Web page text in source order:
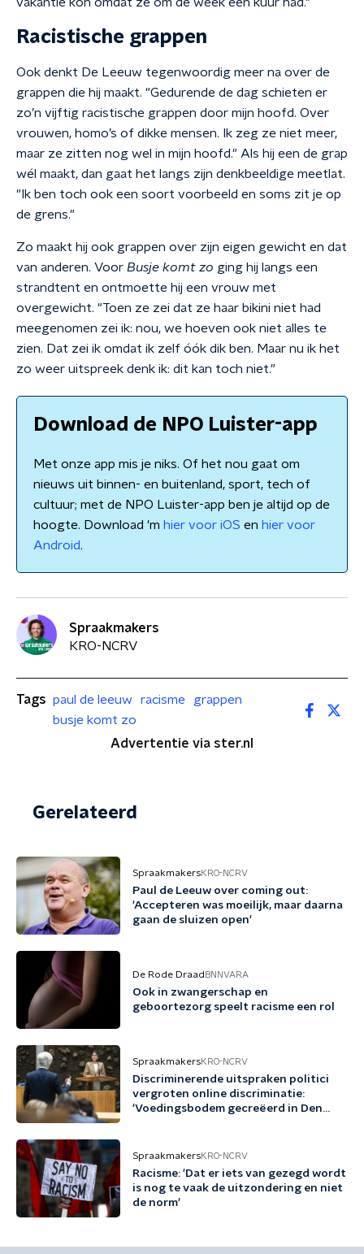
Racistische grappen
Ook denkt De Leeuw tegenwoordig meer na over de
grappen die hij maakt. "Gedurende de dag schieten er
zo’n vijftig racistische grappen door mijn hoofd. Over
vrouwen, homo’s of dikke mensen. Ik zeg ze niet meer,
maar ze zitten nog wel in mijn hoofd." Als hij een de grap
wél maakt, dan gaat het langs zijn denkbeeldige meetlat.
"Ik ben toch ook een soort voorbeeld en soms zit je op
de grens."
Zo maakt hij ook grappen over zijn eigen gewicht en dat
van anderen. Voor Busje komt zo ging hij langs een
strandtent en ontmoette hij een vrouw met
overgewicht. "Toen ze zei dat ze haar bikini niet had
meegenomen zei ik: nou, we hoeven ook niet alles te
zien. Dat zei ik omdat ik zelf óók dik ben. Maar nu ik het
zo weer uitspreek denk ik: dit kan toch niet."
Download de NPO Luister-app
Met onze app mis je niks. Of het nou gaat om
nieuws uit binnen- en buitenland, sport, tech of
cultuur; met de NPO Luister-app ben je altijd op de
hoogte. Download 'm hier voor iOS en hier voor
Android.
Spraakmakers
KRO-NCRV
Tags paul de leeuw racisme
grappen
busje komt zo
Advertentie via ster.nl
Gerelateerd
SpraakmakersKRO-NCRV
Paul de Leeuw over coming out:
'Accepteren was moeilijk, maar daarna
gaan de sluizen open'
De Rode Draad BNNVARA
Ook in zwangerschap en
geboortezorg speelt racisme een rol
SpraakmakersKRO-NCRV
Discriminerende uitspraken politici
vergroten online discriminatie:
'Voedingsbodem gecreëerd in Den
SpraakmakersKRO-NCRV
Racisme: 'Dat er iets van gezegd wordt
is nog te vaak de uitzondering en niet
de norm'